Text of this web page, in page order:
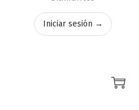
Iniciar sesión →